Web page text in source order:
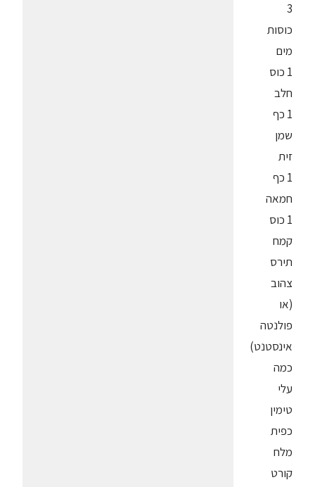
3
כוסות
מים
1 כוס
חלב
1 כף
שמן
זית
1 כף
חמאה
1 כוס
קמח
תירס
צהוב
(או
פולנטה
אינסטנט)
כמה
עלי
טימין
כפית
מלח
קורט